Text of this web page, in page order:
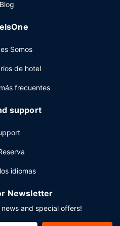
sed con tu bebida favorita
de 06:30 a 11:30, con un
abierto las 24 horas,
exprés a tu disposición.
en Kansas City? En este
2694 metros cuadrados de
y 18 salas de
Blog
Somos
de hotel
frecuentes
support
idiomas
Newsletter
and special offers!